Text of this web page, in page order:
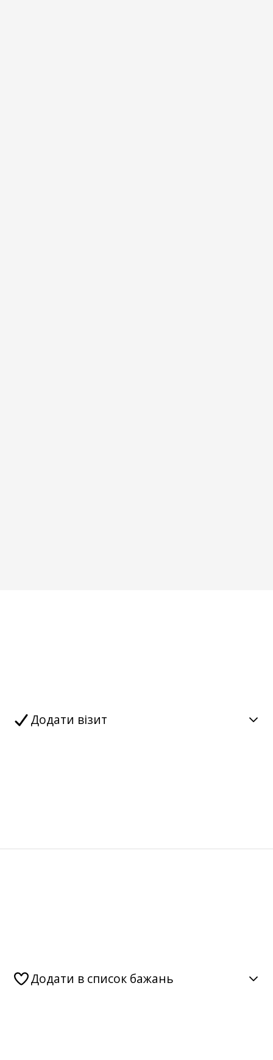
Додати візит
Додати в список бажань